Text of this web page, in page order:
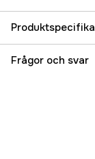
Effekt
Frågor och svar